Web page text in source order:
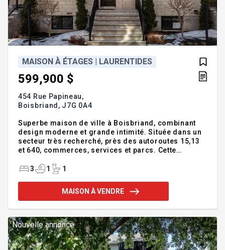
MAISON À ÉTAGES | LAURENTIDES
599,900 $
454 Rue Papineau,
Boisbriand, J7G 0A4
Superbe maison de ville à Boisbriand, combinant
design moderne et grande intimité. Située dans un
secteur très recherché, près des autoroutes 15,13
et 640, commerces, services et parcs. Cette
aménagés avec 3 chambres à l'étage, une salle de
élégante s'ouvre sur un espace de vie lumineux à
aire ouverte avec accès à une terrasse privée. Le
recherché. Vous allez être impressionné par son
entretien impeccable! À qui la
3 1 1
MAISON À VENDRE
Nouvelle annonce